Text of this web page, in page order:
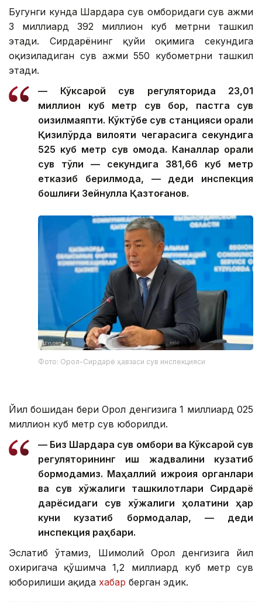
Бугунги кунда Шардара сув омборидаги сув ҳажми
3 миллиард 392 миллион куб метрни ташкил
этади. Сирдарёнинг қуйи оқимига секундига
оқизиладиган сув ҳажми 550 кубометрни ташкил
этади.
— Кўксарой сув регуляторида 23,01
миллион куб метр сув бор, пастга сув
оқизилмаяпти. Кўктўбе сув станцияси орқали
Қизилўрда вилояти чегарасига секундига
525 куб метр сув оқмоқда. Каналлар орқали
сув тўлиқ — секундига 381,66 куб метр
етказиб берилмоқда, — деди инспекция
бошлиғи Зейнулла Қазтоғанов.
Фото: Орол-Сирдарё ҳавзаси сув инспекцияси
Йил бошидан бери Орол денгизига 1 миллиард 025
миллион куб метр сув юборилди.
— Биз Шардара сув омбори ва Кўксарой сув
регуляторининг иш жадвалини кузатиб
бормоқдамиз. Маҳаллий ижроия органлари
ва сув хўжалиги ташкилотлари Сирдарё
дарёсидаги сув хўжалиги ҳолатини ҳар
куни кузатиб бормоқдалар, — деди
инспекция раҳбари.
Эслатиб ўтамиз, Шимолий Орол денгизига йил
охиригача қўшимча 1,2 миллиард куб метр сув
юборилиши ҳақида хабар берган эдик.